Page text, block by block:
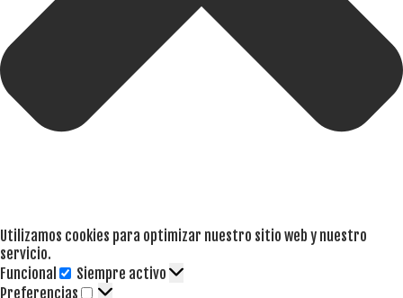
Utilizamos cookies para optimizar nuestro sitio web y nuestro
servicio.
Funcional
Funcional
Siempre activo
Preferencias